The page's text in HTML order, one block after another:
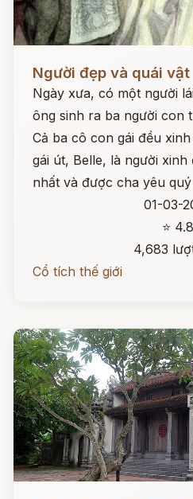
Người đẹp và quái vật
Ngày xưa, có một người
ông sinh ra ba người con
Cả ba cô con gái đều
gái út, Belle, là người
nhất và được cha yêu
01-03-
⭐ 4.8
4,683
Cổ tích thế giới